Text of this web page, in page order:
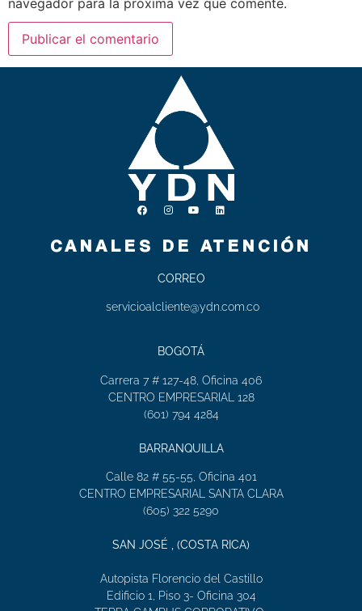
navegador para la próxima vez que comente.
CANALES DE ATENCIÓN
CORREO
servicioalcliente@ydn.com.co
BOGOTÁ
Carrera 7 # 127-48, Oficina 406
CENTRO EMPRESARIAL 128
(601) 794 4284
BARRANQUILLA
Calle 82 # 55-55, Oficina 401
CENTRO EMPRESARIAL SANTA CLARA
(605) 322 5290
SAN JOSÉ , (COSTA RICA)
Autopista Florencio del Castillo
Edificio 1, Piso 3- Oficina 304